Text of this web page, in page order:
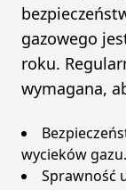
gazowego
roku.
wymagana,
wycieków gazu.
Sprawność